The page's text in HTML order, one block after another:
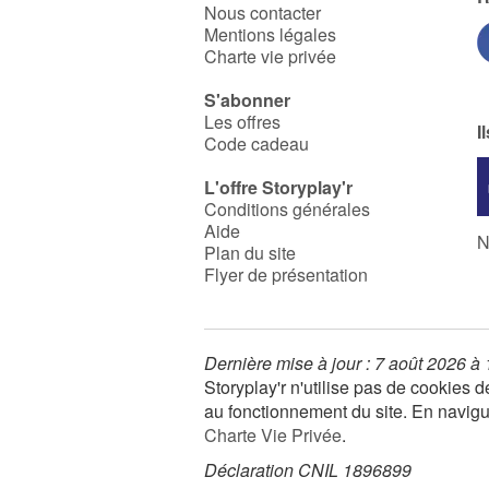
pourrait bien, doucement,
s’apaiser et retrouver le
plaisir de jouer...
Nous contacter
Mentions légales
Charte vie privée
S'abonner
Les offres
Code cadeau
L'offre Storyplay'r
Conditions générales
Aide
Plan du site
Flyer de présentation
Dernière mise à jour : 7 août 2026 à
Storyplay'r n'utilise pas de cookies
au fonctionnement du site. En
Charte Vie Privée.
Déclaration CNIL 1896899